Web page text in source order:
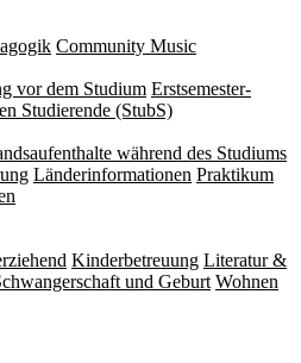
Community Music
vor dem Studium Erstsemester-
Studierende (StubS)
während des Studiums
Länderinformationen Praktikum
Kinderbetreuung Literatur &
und Geburt Wohnen